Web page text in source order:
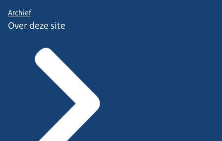
Archief
Over deze site